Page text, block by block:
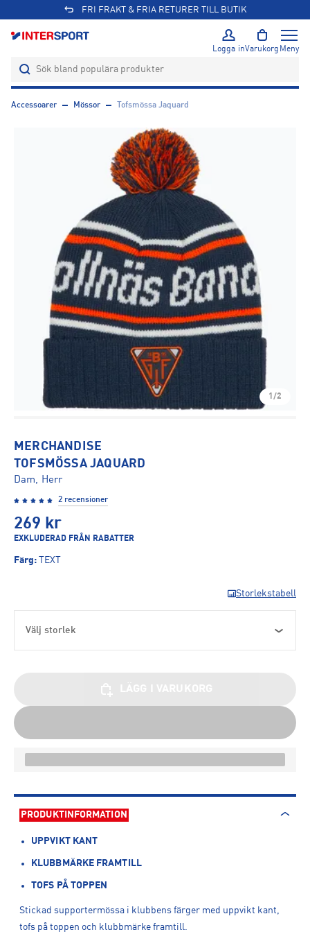
FRI FRAKT & FRIA RETURER TILL BUTIK
Logga inVarukorg Meny
Accessoarer Mössor Tofsmössa Jaquard
1/2
MERCHANDISE
TOFSMÖSSA JAQUARD
Dam, Herr
2 recensioner
269 kr
EXKLUDERAD FRÅN RABATTER
Färg: TEXT
Storlekstabell
Välj storlek
PRODUKTINFORMATION
UPPVIKT KANT
KLUBBMÄRKE FRAMTILL
TOFS PÅ TOPPEN
Stickad supportermössa i klubbens färger med uppvikt kant,
tofs på toppen och klubbmärke framtill.